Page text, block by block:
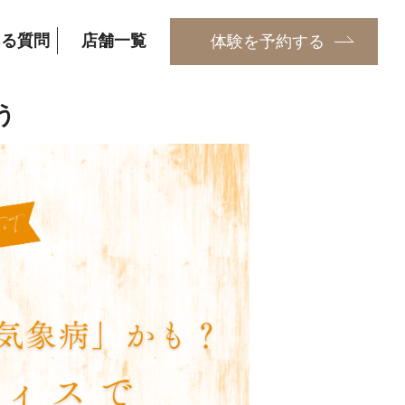
体験を予約する
質問 店舗一覧